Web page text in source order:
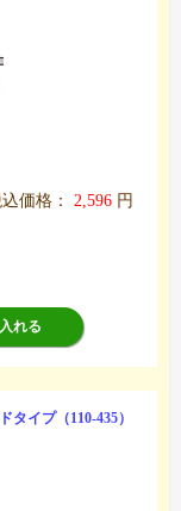
価格： 2,596 円
れる
イプ（110-435）